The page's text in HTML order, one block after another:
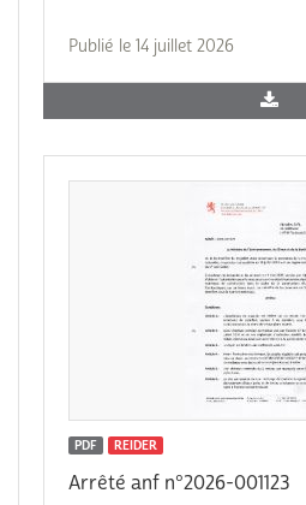
Publié le 14 juillet 2026
PDF REIDER
Arrêté anf n°2026-001123